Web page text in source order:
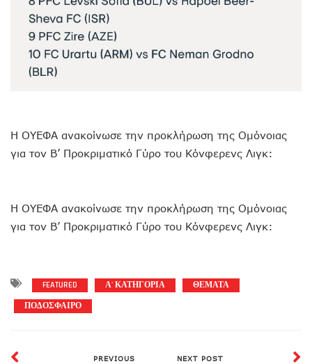
Η ΟΥΕΦΑ ανακοίνωσε την προκλήρωση της Ομόνοιας
για τον Β’ Προκριματικό Γύρο του Κόνφερενς Λιγκ:
Η ΟΥΕΦΑ ανακοίνωσε την προκλήρωση της Ομόνοιας
για τον Β’ Προκριματικό Γύρο του Κόνφερενς Λιγκ:
FEATURED Α' ΚΑΤΗΓΟΡΙΑ
ΘΕΜΑΤΑ
ΠΟΔΟΣΦΑΙΡΟ
PREVIOUS NEXT POST